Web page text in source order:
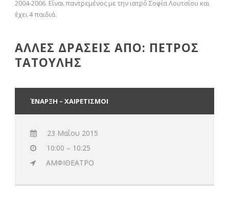
2004-2006. Είναι παντρεμένος με την ιατρό Σοφία Λουτσίου και
έχει 4 παιδιά.
ΑΛΛΕΣ ΔΡΑΣΕΙΣ ΑΠΟ: ΠΕΤΡΟΣ
ΤΑΤΟΥΛΗΣ
ΈΝΑΡΞΗ – ΧΑΙΡΕΤΙΣΜΟΙ
23 Μαΐου 2015
10:00 – 10:25
ΑΜΦΙΘΕΑΤΡΟ